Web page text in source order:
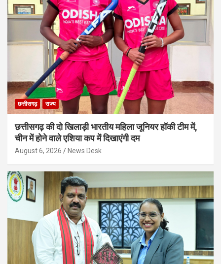
छत्तीसगढ़ राज्य
छत्तीसगढ़ की दो खिलाड़ी भारतीय महिला जूनियर हॉकी टीम में,
चीन में होने वाले एशिया कप में दिखाएंगी दम
August 6, 2026 News Desk